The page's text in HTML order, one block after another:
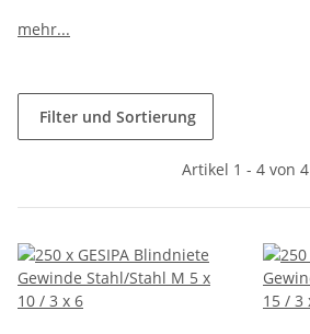
mehr...
Filter und Sortierung
Artikel 1 - 4 von 4